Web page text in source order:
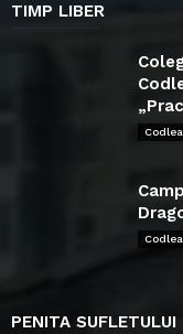
TIMP LIBER
Codlea
Codlea
PENITA SUFLETULUI